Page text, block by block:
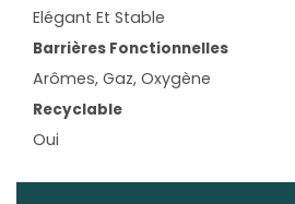
Elégant Et Stable
Barrières Fonctionnelles
Arômes, Gaz, Oxygène
Recyclable
Oui